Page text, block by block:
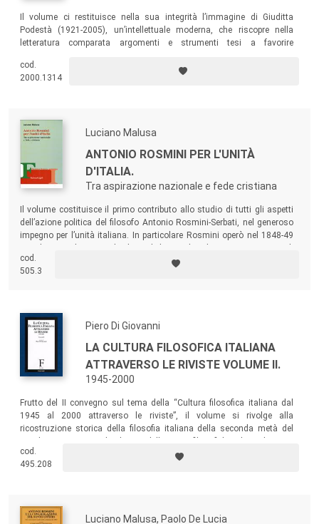
Il volume ci restituisce nella sua integrità l’immagine di Giuditta
Podestà (1921-2005), un’intellettuale moderna, che riscopre nella
letteratura comparata argomenti e strumenti tesi a favorire
globalizzazione che il nostro mondo attuale sta vivendo.
cod.
2000.1314
Luciano Malusa
ANTONIO ROSMINI PER L'UNITÀ
D'ITALIA.
Tra aspirazione nazionale e fede cristiana
Il volume costituisce il primo contributo allo studio di tutti gli aspetti
dell’azione politica del filosofo Antonio Rosmini-Serbati, nel generoso
impegno per l’unità italiana. In particolare Rosmini operò nel 1848-49
Stati della Penisola la possibilità di unirsi in una Confederazione.
cod.
505.3
Piero Di Giovanni
LA CULTURA FILOSOFICA ITALIANA
ATTRAVERSO LE RIVISTE VOLUME II.
1945-2000
Frutto del II convegno sul tema della “Cultura filosofica italiana dal
1945 al 2000 attraverso le riviste”, il volume si rivolge alla
ricostruzione storica della filosofia italiana della seconda metà del
paese.
cod.
495.208
Luciano Malusa, Paolo De Lucia